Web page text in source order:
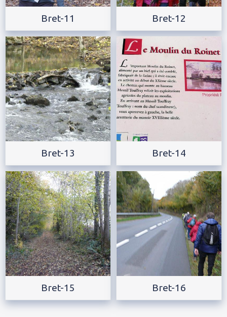
Bret-11 Bret-12
Bret-13 Bret-14
Bret-15 Bret-16